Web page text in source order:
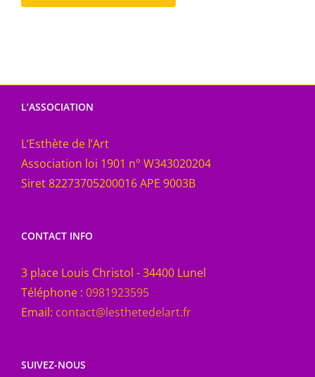
L’ASSOCIATION
L’Esthète de l’Art
Association loi 1901 n° W343020204
Siret 82273705200016 APE 9003B
CONTACT INFO
3 place Louis Christol - 34400 Lunel
Téléphone : 0981923595
Email: contact@lesthetedelart.fr
SUIVEZ-NOUS